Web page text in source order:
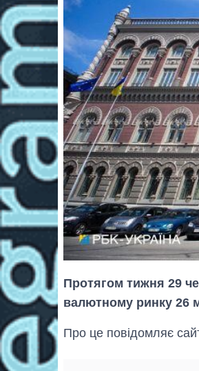
Протягом тижня 29
валютному ринку 26
Про це повідомляє